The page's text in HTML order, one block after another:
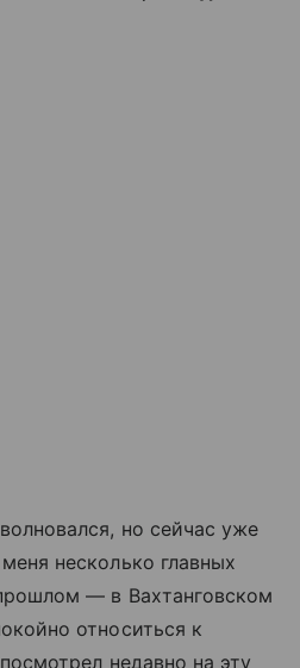
но сейчас уже
несколько главных
— в Вахтанговском
относиться к
недавно на эту